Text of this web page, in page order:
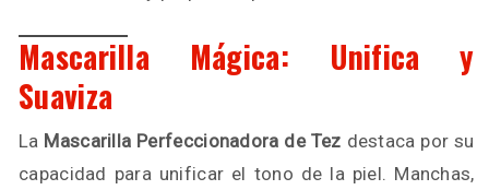
Mascarilla Mágica: Unifica y
Suaviza
La Mascarilla Perfeccionadora de Tez destaca por su
capacidad para unificar el tono de la piel. Manchas,